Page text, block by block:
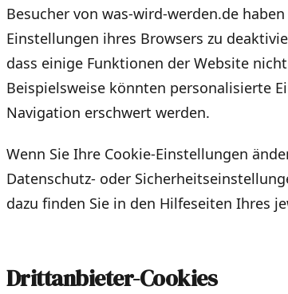
Besucher von was-wird-werden.de
Einstellungen ihres Browsers zu
dass einige Funktionen der Website
Beispielsweise könnten personalisierte
Navigation erschwert werden.
Wenn Sie Ihre Cookie-Einstellungen
Datenschutz- oder
dazu finden Sie in den Hilfeseiten Ihres
Drittanbieter-Cookies